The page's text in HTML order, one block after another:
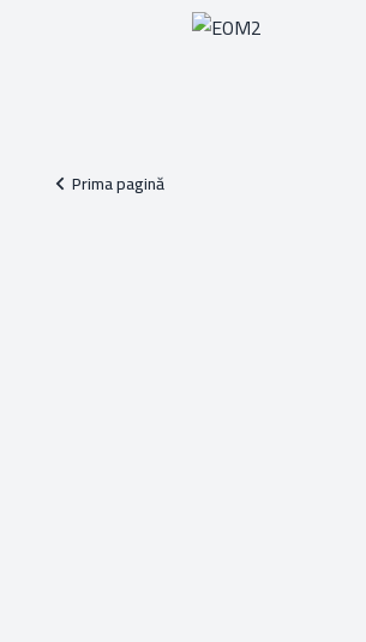
Prima pagină